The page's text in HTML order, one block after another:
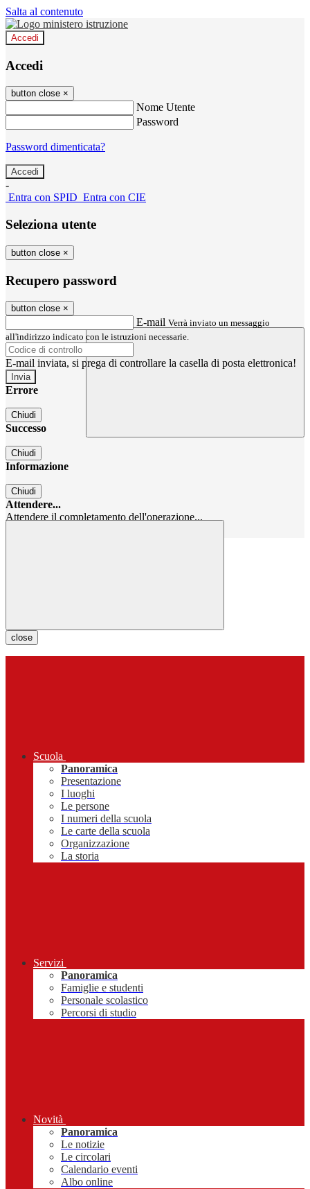
Salta al contenuto
Accedi
Accedi
button close ×
Nome Utente
Password
Password dimenticata?
-
Entra con SPID Entra con CIE
Seleziona utente
button close ×
Recupero password
button close ×
E-mail Verrà inviato un messaggio
all'indirizzo indicato con le istruzioni necessarie.
E-mail inviata, si prega di controllare la casella di posta elettronica!
Errore
Chiudi
Successo
Chiudi
Informazione
Chiudi
Attendere...
Attendere il completamento dell'operazione...
close
Scuola
Panoramica
Presentazione
I luoghi
Le persone
I numeri della scuola
Le carte della scuola
Organizzazione
La storia
Servizi
Panoramica
Famiglie e studenti
Personale scolastico
Percorsi di studio
Novità
Panoramica
Le notizie
Le circolari
Calendario eventi
Albo online